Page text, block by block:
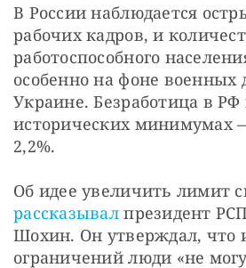
В России наблюдается
рабочих кадров, и
работоспособного
особенно на фоне военных
Украине. Безработица в РФ
исторических минимумах
2,2%.
рассказывал президент
Шохин. Он утверждал, что
ограничений люди «не